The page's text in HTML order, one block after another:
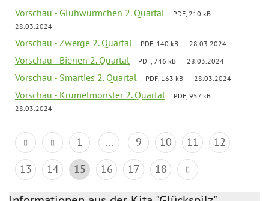
Vorschau - Glühwürmchen 2. Quartal
PDF, 210 kB
28.03.2024
Vorschau - Zwerge 2. Quartal PDF, 140 kB 28.03.2024
Vorschau - Bienen 2. Quartal PDF, 746 kB 28.03.2024
Vorschau - Smarties 2. Quartal PDF, 163 kB 28.03.2024
Vorschau - Krümelmonster 2. Quartal
PDF, 957 kB
28.03.2024
1 ... 9 10 11
12
13
14 15 16 17 18